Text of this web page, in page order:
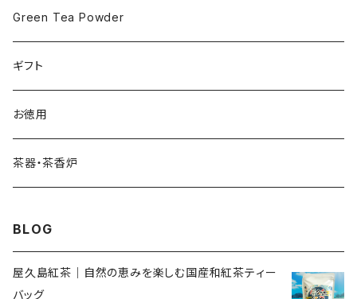
Green Tea Powder
ギフト
お徳用
茶器・茶香炉
BLOG
屋久島紅茶｜自然の恵みを楽しむ国産和紅茶ティー
バッグ